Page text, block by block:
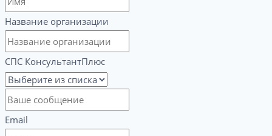
Название организации
СПС КонсультантПлюс
Email